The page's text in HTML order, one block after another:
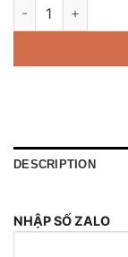
Cuộn Inox 430
DESCRIPTION
NHẬP SỐ ZALO